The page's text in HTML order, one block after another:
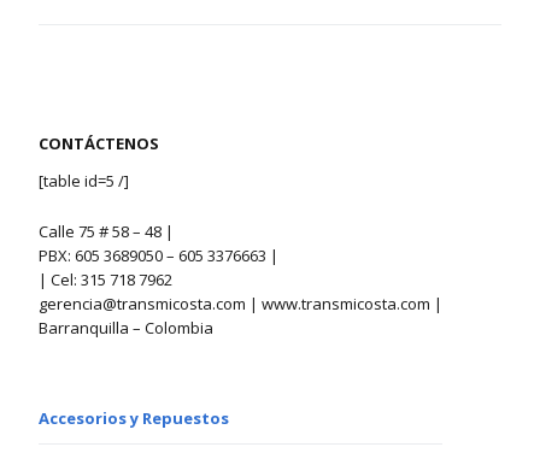
CONTÁCTENOS
[table id=5 /]
Calle 75 # 58 – 48 |
PBX: 605 3689050 – 605 3376663 |
| Cel: 315 718 7962
gerencia@transmicosta.com | www.transmicosta.com |
Barranquilla – Colombia
Accesorios y Repuestos